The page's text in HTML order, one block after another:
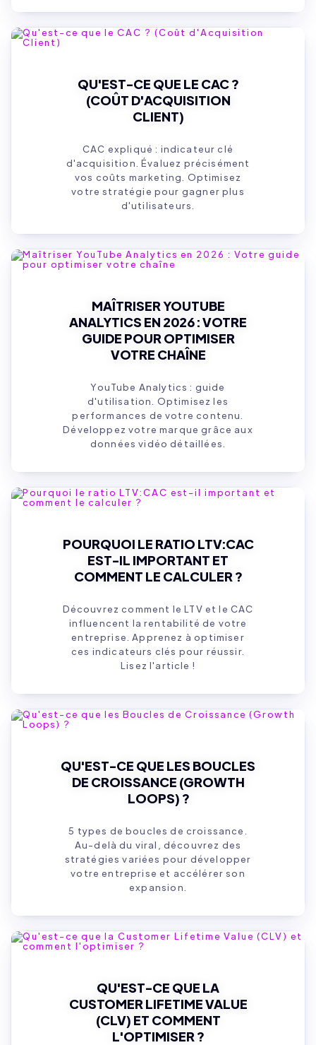
QU'EST-CE QUE LE CAC ?
(COÛT D'ACQUISITION
CLIENT)
CAC expliqué : indicateur clé
d'acquisition. Évaluez précisément
vos coûts marketing. Optimisez
votre stratégie pour gagner plus
d'utilisateurs.
MAÎTRISER YOUTUBE
ANALYTICS EN 2026 : VOTRE
GUIDE POUR OPTIMISER
VOTRE CHAÎNE
YouTube Analytics : guide
d'utilisation. Optimisez les
performances de votre contenu.
Développez votre marque grâce aux
données vidéo détaillées.
POURQUOI LE RATIO LTV:CAC
EST-IL IMPORTANT ET
COMMENT LE CALCULER ?
Découvrez comment le LTV et le CAC
influencent la rentabilité de votre
entreprise. Apprenez à optimiser
ces indicateurs clés pour réussir.
Lisez l'article !
QU'EST-CE QUE LES BOUCLES
DE CROISSANCE (GROWTH
LOOPS) ?
5 types de boucles de croissance.
Au-delà du viral, découvrez des
stratégies variées pour développer
votre entreprise et accélérer son
expansion.
QU'EST-CE QUE LA
CUSTOMER LIFETIME VALUE
(CLV) ET COMMENT
L'OPTIMISER ?